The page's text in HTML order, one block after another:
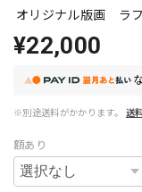
オリジナル版画 ラ
¥22,000
※別途送料がかかります。 送
額あり